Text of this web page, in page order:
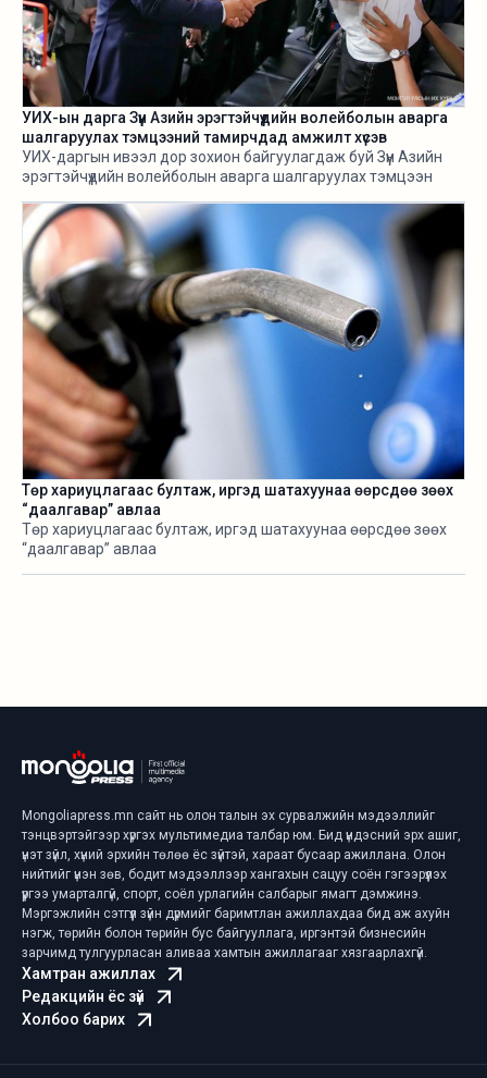
УИХ-ын дарга Зүүн Азийн эрэгтэйчүүдийн волейболын аварга
шалгаруулах тэмцээний тамирчдад амжилт хүсэв
УИХ-даргын ивээл дор зохион байгуулагдаж буй Зүүн Азийн
эрэгтэйчүүдийн волейболын аварга шалгаруулах тэмцээн
Төр хариуцлагаас бултаж, иргэд шатахуунаа өөрсдөө зөөх
“даалгавар” авлаа
Төр хариуцлагаас бултаж, иргэд шатахуунаа өөрсдөө зөөх
“даалгавар” авлаа
Mongoliapress.mn сайт нь олон талын эх сурвалжийн мэдээллийг
тэнцвэртэйгээр хүргэх мультимедиа талбар юм. Бид үндэсний эрх ашиг,
үнэт зүйл, хүний эрхийн төлөө ёс зүйтэй, хараат бусаар ажиллана. Олон
нийтийг үнэн зөв, бодит мэдээллээр хангахын сацуу соён гэгээрүүлэх
үүргээ умарталгүй, спорт, соёл урлагийн салбарыг ямагт дэмжинэ.
Мэргэжлийн сэтгүүл зүйн дүрмийг баримтлан ажиллахдаа бид аж ахуйн
нэгж, төрийн болон төрийн бус байгууллага, иргэнтэй бизнесийн
зарчимд тулгуурласан аливаа хамтын ажиллагааг хязгаарлахгүй.
Хамтран ажиллах
Редакцийн ёс зүй
Холбоо барих